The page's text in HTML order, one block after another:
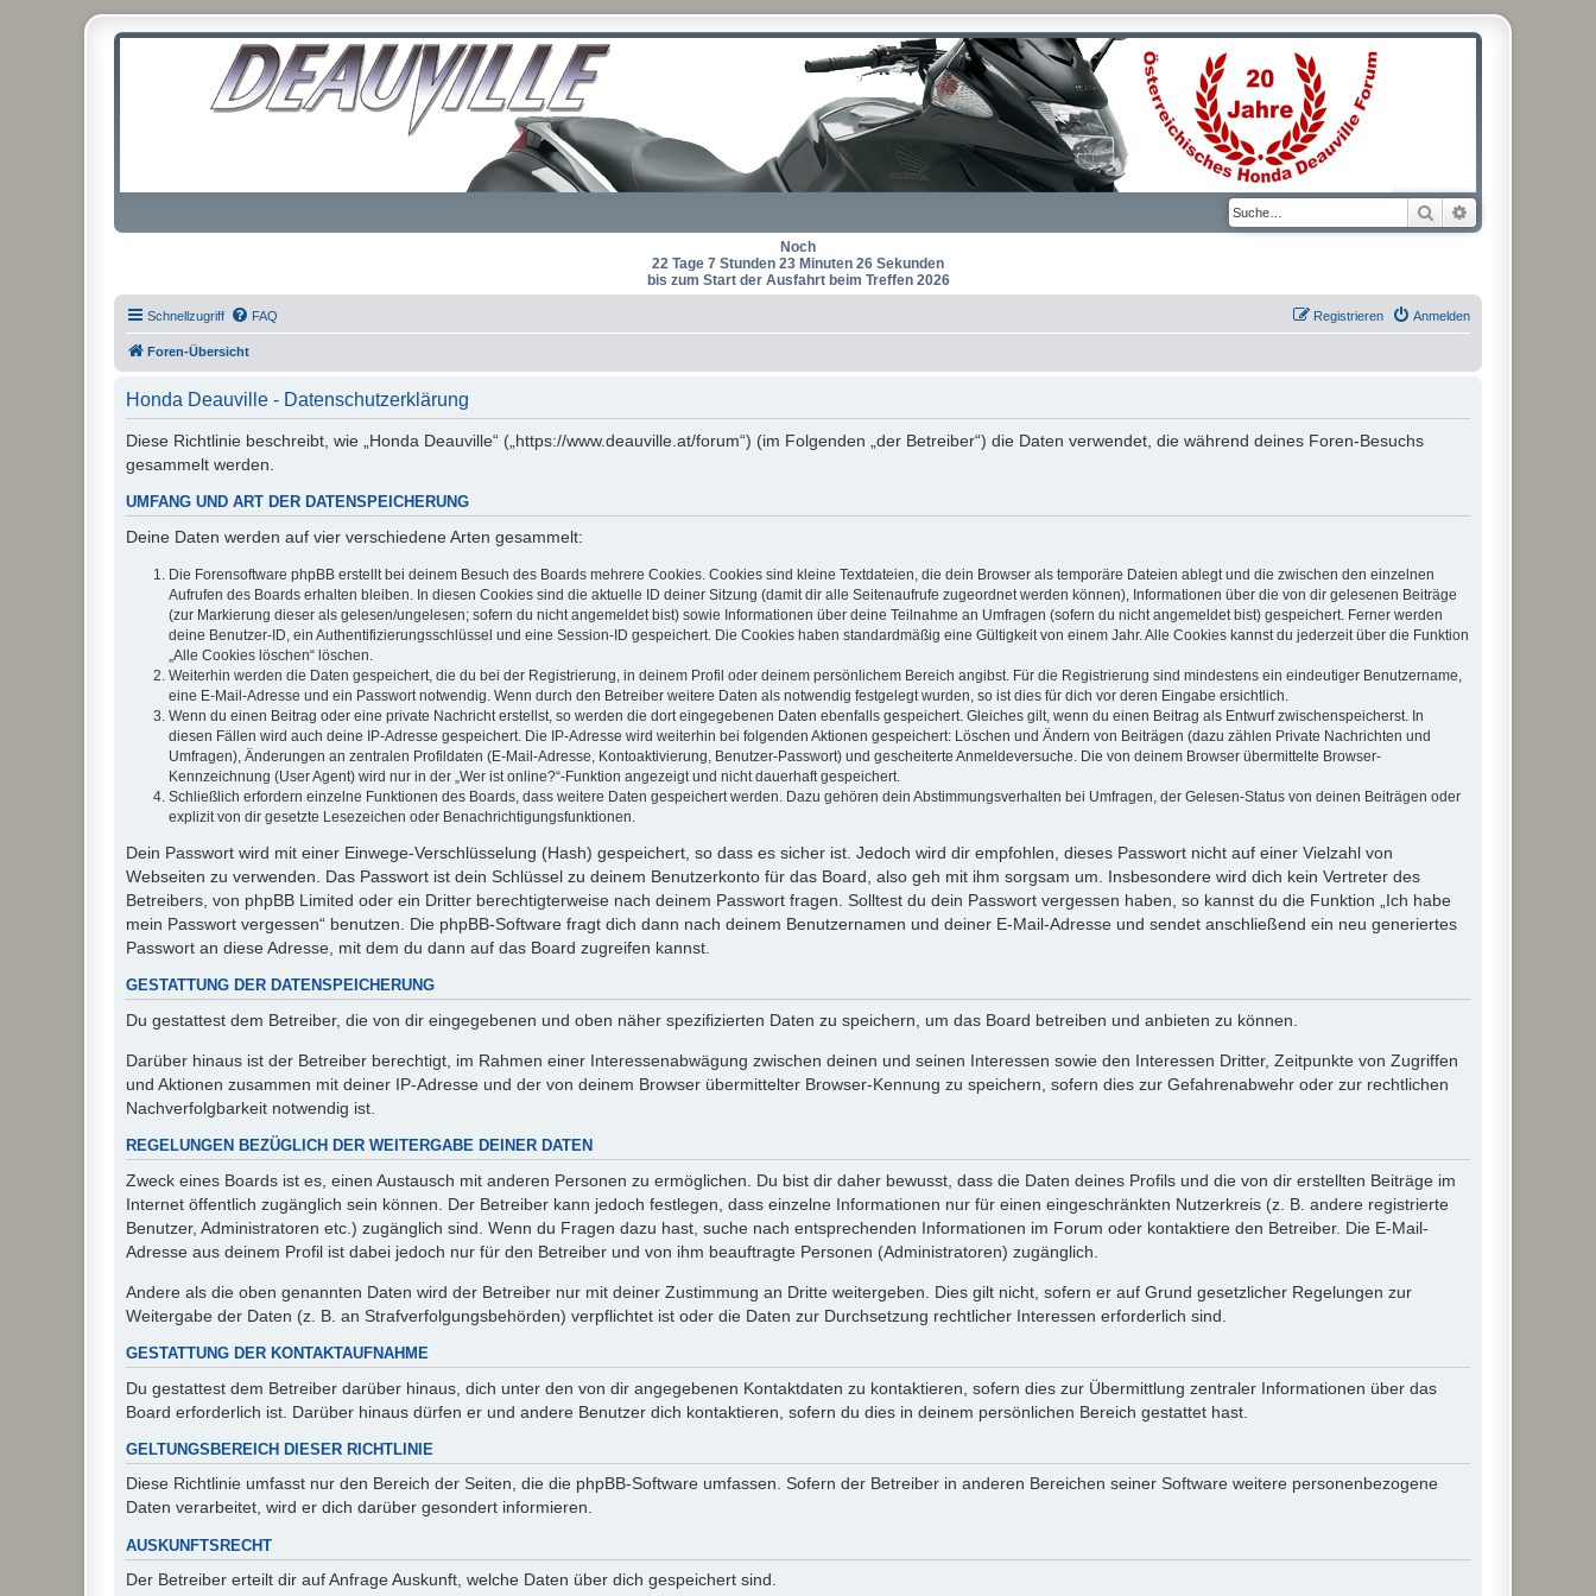
Suche
Noch
22 Tage 7 Stunden 23 Minuten 26 Sekunden
bis zum Start der Ausfahrt beim Treffen 2026
Schnellzugriff FAQ Anmelden
Registrieren
Foren-Übersicht
Honda Deauville - Datenschutzerklärung
Diese Richtlinie beschreibt, wie „Honda Deauville“ („https://www.deauville.at/forum“) (im Folgenden „der Betreiber“) die Daten verwendet, die während deines Foren-Besuchs
gesammelt werden.
UMFANG UND ART DER DATENSPEICHERUNG
Deine Daten werden auf vier verschiedene Arten gesammelt:
Die Forensoftware phpBB erstellt bei deinem Besuch des Boards mehrere Cookies. Cookies sind kleine Textdateien, die dein Browser als temporäre Dateien ablegt und die zwischen den einzelnen
Aufrufen des Boards erhalten bleiben. In diesen Cookies sind die aktuelle ID deiner Sitzung (damit dir alle Seitenaufrufe zugeordnet werden können), Informationen über die von dir gelesenen Beiträge
(zur Markierung dieser als gelesen/ungelesen; sofern du nicht angemeldet bist) sowie Informationen über deine Teilnahme an Umfragen (sofern du nicht angemeldet bist) gespeichert. Ferner werden
deine Benutzer-ID, ein Authentifizierungsschlüssel und eine Session-ID gespeichert. Die Cookies haben standardmäßig eine Gültigkeit von einem Jahr. Alle Cookies kannst du jederzeit über die Funktion
„Alle Cookies löschen“ löschen.
Weiterhin werden die Daten gespeichert, die du bei der Registrierung, in deinem Profil oder deinem persönlichem Bereich angibst. Für die Registrierung sind mindestens ein eindeutiger Benutzername,
eine E-Mail-Adresse und ein Passwort notwendig. Wenn durch den Betreiber weitere Daten als notwendig festgelegt wurden, so ist dies für dich vor deren Eingabe ersichtlich.
Wenn du einen Beitrag oder eine private Nachricht erstellst, so werden die dort eingegebenen Daten ebenfalls gespeichert. Gleiches gilt, wenn du einen Beitrag als Entwurf zwischenspeicherst. In
diesen Fällen wird auch deine IP-Adresse gespeichert. Die IP-Adresse wird weiterhin bei folgenden Aktionen gespeichert: Löschen und Ändern von Beiträgen (dazu zählen Private Nachrichten und
Umfragen), Änderungen an zentralen Profildaten (E-Mail-Adresse, Kontoaktivierung, Benutzer-Passwort) und gescheiterte Anmeldeversuche. Die von deinem Browser übermittelte Browser-
Kennzeichnung (User Agent) wird nur in der „Wer ist online?“-Funktion angezeigt und nicht dauerhaft gespeichert.
Schließlich erfordern einzelne Funktionen des Boards, dass weitere Daten gespeichert werden. Dazu gehören dein Abstimmungsverhalten bei Umfragen, der Gelesen-Status von deinen Beiträgen oder
explizit von dir gesetzte Lesezeichen oder Benachrichtigungsfunktionen.
Dein Passwort wird mit einer Einwege-Verschlüsselung (Hash) gespeichert, so dass es sicher ist. Jedoch wird dir empfohlen, dieses Passwort nicht auf einer Vielzahl von
Webseiten zu verwenden. Das Passwort ist dein Schlüssel zu deinem Benutzerkonto für das Board, also geh mit ihm sorgsam um. Insbesondere wird dich kein Vertreter des
Betreibers, von phpBB Limited oder ein Dritter berechtigterweise nach deinem Passwort fragen. Solltest du dein Passwort vergessen haben, so kannst du die Funktion „Ich habe
mein Passwort vergessen“ benutzen. Die phpBB-Software fragt dich dann nach deinem Benutzernamen und deiner E-Mail-Adresse und sendet anschließend ein neu generiertes
Passwort an diese Adresse, mit dem du dann auf das Board zugreifen kannst.
GESTATTUNG DER DATENSPEICHERUNG
Du gestattest dem Betreiber, die von dir eingegebenen und oben näher spezifizierten Daten zu speichern, um das Board betreiben und anbieten zu können.
Darüber hinaus ist der Betreiber berechtigt, im Rahmen einer Interessenabwägung zwischen deinen und seinen Interessen sowie den Interessen Dritter, Zeitpunkte von Zugriffen
und Aktionen zusammen mit deiner IP-Adresse und der von deinem Browser übermittelter Browser-Kennung zu speichern, sofern dies zur Gefahrenabwehr oder zur rechtlichen
Nachverfolgbarkeit notwendig ist.
REGELUNGEN BEZÜGLICH DER WEITERGABE DEINER DATEN
Zweck eines Boards ist es, einen Austausch mit anderen Personen zu ermöglichen. Du bist dir daher bewusst, dass die Daten deines Profils und die von dir erstellten Beiträge im
Internet öffentlich zugänglich sein können. Der Betreiber kann jedoch festlegen, dass einzelne Informationen nur für einen eingeschränkten Nutzerkreis (z. B. andere registrierte
Benutzer, Administratoren etc.) zugänglich sind. Wenn du Fragen dazu hast, suche nach entsprechenden Informationen im Forum oder kontaktiere den Betreiber. Die E-Mail-
Adresse aus deinem Profil ist dabei jedoch nur für den Betreiber und von ihm beauftragte Personen (Administratoren) zugänglich.
Andere als die oben genannten Daten wird der Betreiber nur mit deiner Zustimmung an Dritte weitergeben. Dies gilt nicht, sofern er auf Grund gesetzlicher Regelungen zur
Weitergabe der Daten (z. B. an Strafverfolgungsbehörden) verpflichtet ist oder die Daten zur Durchsetzung rechtlicher Interessen erforderlich sind.
GESTATTUNG DER KONTAKTAUFNAHME
Du gestattest dem Betreiber darüber hinaus, dich unter den von dir angegebenen Kontaktdaten zu kontaktieren, sofern dies zur Übermittlung zentraler Informationen über das
Board erforderlich ist. Darüber hinaus dürfen er und andere Benutzer dich kontaktieren, sofern du dies in deinem persönlichen Bereich gestattet hast.
GELTUNGSBEREICH DIESER RICHTLINIE
Diese Richtlinie umfasst nur den Bereich der Seiten, die die phpBB-Software umfassen. Sofern der Betreiber in anderen Bereichen seiner Software weitere personenbezogene
Daten verarbeitet, wird er dich darüber gesondert informieren.
AUSKUNFTSRECHT
Der Betreiber erteilt dir auf Anfrage Auskunft, welche Daten über dich gespeichert sind.